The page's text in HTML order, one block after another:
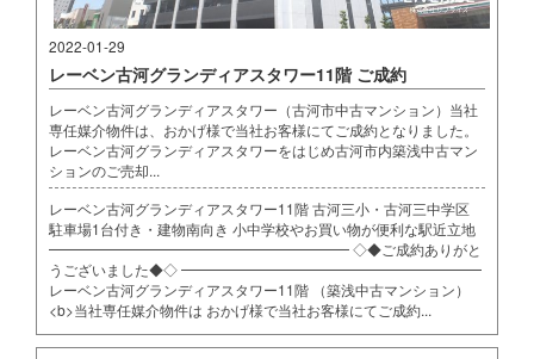
2022-01-29
レーベン古河グランディアスタワー11階 ご成約
レーベン古河グランディアスタワー（古河市中古マンション）当社
専任媒介物件は、おかげ様で当社お客様にてご成約となりました。
レーベン古河グランディアスタワーをはじめ古河市内築浅中古マン
ションのご売却...
レーベン古河グランディアスタワー11階 古河三小・古河三中学区
駐車場1台付き・建物南向き 小中学校やお買い物が便利な駅近立地
━━━━━━━━━━━━━━━━━━━━━ ◇◆ご成約ありがと
うございました◆◇ ━━━━━━━━━━━━━━━━━━━━━
レーベン古河グランディアスタワー11階 （築浅中古マンション）
<b>当社専任媒介物件は おかげ様で当社お客様にてご成約...